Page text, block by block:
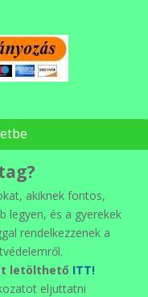
akiknek fontos,
legyen, és a gyerekek
rendelkezzenek a
letölthető ITT!
eljuttatni